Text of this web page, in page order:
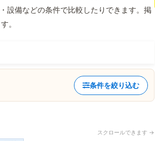
設備などの条件で比較したりできます。掲
。
条件を絞り込む
スクロールできます →